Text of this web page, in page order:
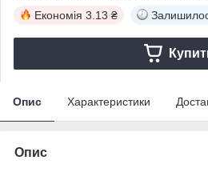
Економія 3.13 ₴
Опис Характеристики
Опис